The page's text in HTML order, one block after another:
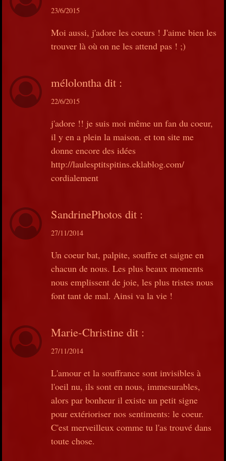
23/6/2015
Moi aussi, j'adore les coeurs ! J'aime bien les
trouver là où on ne les attend pas ! ;)
mélolontha dit :
22/6/2015
j'adore !! je suis moi même un fan du coeur,
il y en a plein la maison. et ton site me
donne encore des idées
http://laulesptitspitins.eklablog.com/
cordialement
SandrinePhotos dit :
27/11/2014
Un coeur bat, palpite, souffre et saigne en
chacun de nous. Les plus beaux moments
nous emplissent de joie, les plus tristes nous
font tant de mal. Ainsi va la vie !
Marie-Christine dit :
27/11/2014
L'amour et la souffrance sont invisibles à
l'oeil nu, ils sont en nous, immesurables,
alors par bonheur il existe un petit signe
pour extérioriser nos sentiments: le coeur.
C'est merveilleux comme tu l'as trouvé dans
toute chose.